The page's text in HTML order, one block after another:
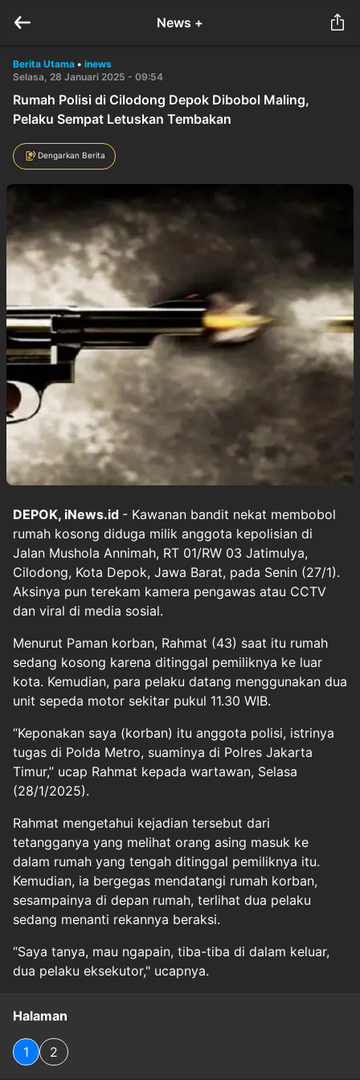
News +
Berita Utama • inews
Selasa, 28 Januari 2025 - 09:54
Rumah Polisi di Cilodong Depok Dibobol Maling,
Pelaku Sempat Letuskan Tembakan
Dengarkan Berita
DEPOK, iNews.id - Kawanan bandit nekat membobol
rumah kosong diduga milik anggota kepolisian di
Jalan Mushola Annimah, RT 01/RW 03 Jatimulya,
Cilodong, Kota Depok, Jawa Barat, pada Senin (27/1).
Aksinya pun terekam kamera pengawas atau CCTV
dan viral di media sosial.
Menurut Paman korban, Rahmat (43) saat itu rumah
sedang kosong karena ditinggal pemiliknya ke luar
kota. Kemudian, para pelaku datang menggunakan dua
unit sepeda motor sekitar pukul 11.30 WIB.
“Keponakan saya (korban) itu anggota polisi, istrinya
tugas di Polda Metro, suaminya di Polres Jakarta
Timur,” ucap Rahmat kepada wartawan, Selasa
(28/1/2025).
Rahmat mengetahui kejadian tersebut dari
tetangganya yang melihat orang asing masuk ke
dalam rumah yang tengah ditinggal pemiliknya itu.
Kemudian, ia bergegas mendatangi rumah korban,
sesampainya di depan rumah, terlihat dua pelaku
sedang menanti rekannya beraksi.
“Saya tanya, mau ngapain, tiba-tiba di dalam keluar,
dua pelaku eksekutor," ucapnya.
Halaman
1 2